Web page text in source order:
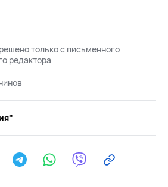
только с письменного
редактора